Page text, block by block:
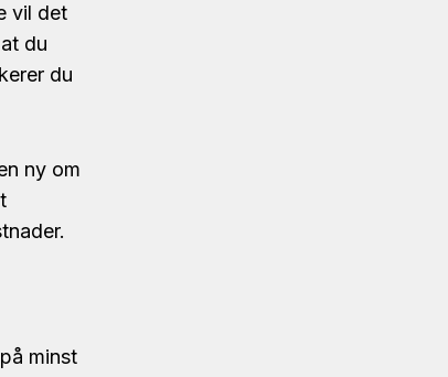
vil det
du
du
ny om
minst